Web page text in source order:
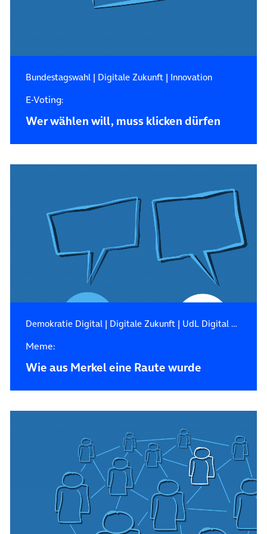
Bundestagswahl| Digitale Zukunft| Innovation
E-Voting:
Wer wählen will, muss klicken dürfen
Demokratie Digital| Digitale Zukunft| UdL Digital Blog
Meme:
Wie aus Merkel eine Raute wurde